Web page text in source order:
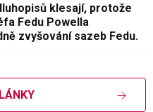
klesají, protože
Fedu Powella
zvyšování sazeb Fedu.